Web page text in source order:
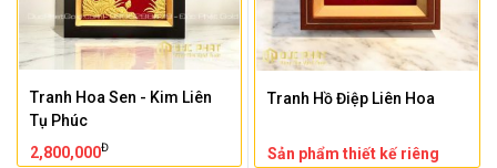
Tranh Hoa Sen - Kim Liên
Tụ Phúc
2,800,000Đ
Tranh Hồ Điệp Liên Hoa
Sản phẩm thiết kế riêng